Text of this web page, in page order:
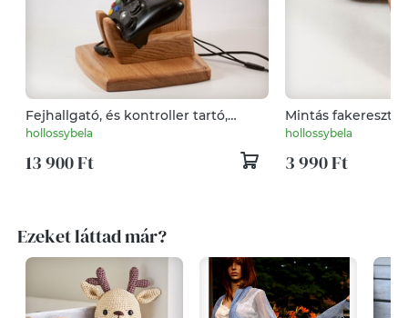
Fejhallgató, és kontroller tartó,
asztali rendező
hollossybela
13 900 Ft
Mintás fakereszt,
hollossybela
3 990 Ft
Ezeket láttad már?